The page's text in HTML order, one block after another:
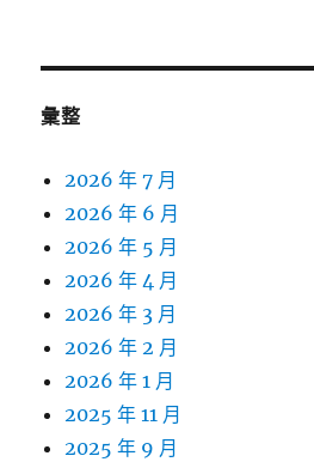
彙整
2026 年 7 月
2026 年 6 月
2026 年 5 月
2026 年 4 月
2026 年 3 月
2026 年 2 月
2026 年 1 月
2025 年 11 月
2025 年 9 月